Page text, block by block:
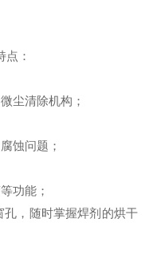
：
尘清除机构；
蚀问题；
功能；
，随时掌握焊剂的烘干